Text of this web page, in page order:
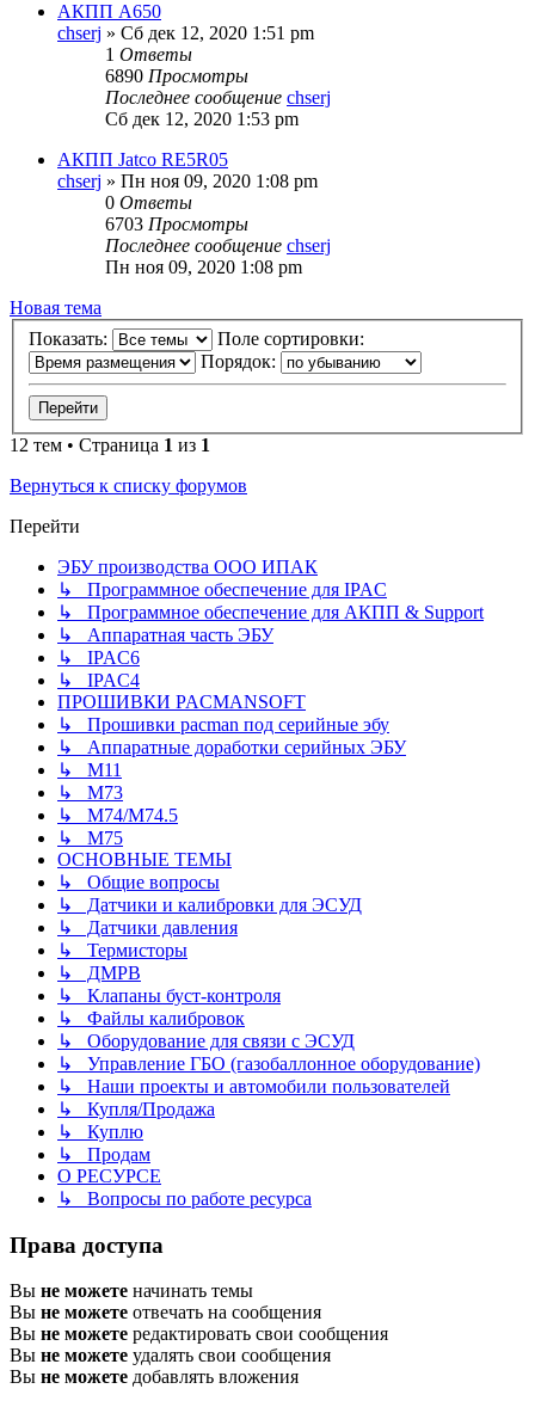
АКПП А650
chserj » Сб дек 12, 2020 1:51 pm
1 Ответы
6890 Просмотры
Последнее сообщение chserj
Сб дек 12, 2020 1:53 pm
АКПП Jatco RE5R05
chserj » Пн ноя 09, 2020 1:08 pm
0 Ответы
6703 Просмотры
Последнее сообщение chserj
Пн ноя 09, 2020 1:08 pm
Новая тема
Показать:
Поле сортировки:
Порядок:
12 тем • Страница 1 из 1
Вернуться к списку форумов
Перейти
ЭБУ производства ООО ИПАК
↳ Программное обеспечение для IPAC
↳ Программное обеспечение для АКПП & Support
↳ Аппаратная часть ЭБУ
↳ IPAC6
↳ IPAC4
ПРОШИВКИ PACMANSOFT
↳ Прошивки pacman под серийные эбу
↳ Аппаратные доработки серийных ЭБУ
↳ M11
↳ М73
↳ М74/М74.5
↳ M75
ОСНОВНЫЕ ТЕМЫ
↳ Общие вопросы
↳ Датчики и калибровки для ЭСУД
↳ Датчики давления
↳ Термисторы
↳ ДМРВ
↳ Клапаны буст-контроля
↳ Файлы калибровок
↳ Оборудование для связи с ЭСУД
↳ Управление ГБО (газобаллонное оборудование)
↳ Наши проекты и автомобили пользователей
↳ Купля/Продажа
↳ Куплю
↳ Продам
О РЕСУРСЕ
↳ Вопросы по работе ресурса
Права доступа
Вы не можете начинать темы
Вы не можете отвечать на сообщения
Вы не можете редактировать свои сообщения
Вы не можете удалять свои сообщения
Вы не можете добавлять вложения